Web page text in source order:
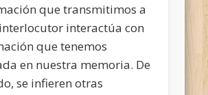
que transmitimos a
interactúa con
que tenemos
en nuestra memoria. De
se infieren otras